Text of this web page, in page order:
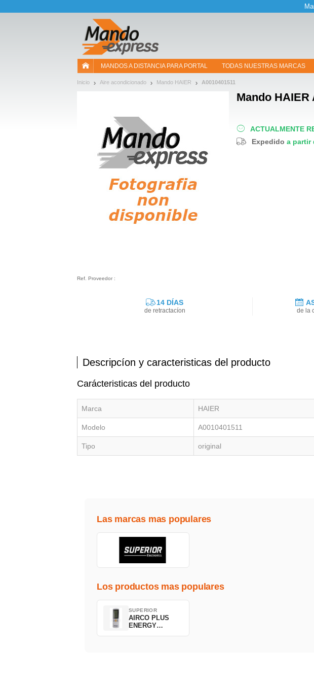
MANDOS A DISTANCIA PARA PORTAL TODAS NUESTRAS MARCAS
Inicio Aire acondicionado Mando HAIER A0010401511
Mando HAIER
ACTUALMENTE
Expedido a partir
Ref. Proveedor :
14 DÍAS
de retractacíon de la
Descripcíon y caracteristicas del producto
Carácteristicas del producto
Marca HAIER
Modelo A0010401511
Tipo original
Las marcas mas populares
Los productos mas populares
SUPERIOR
AIRCO PLUS
ENERGY